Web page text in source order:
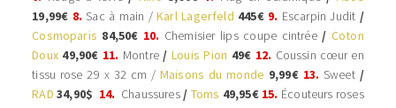
19,99€ 8. Sac à main /Karl Lagerfeld 445€9. Escarpin Judit /
Cosmoparis 84,50€ 10. Chemisier lips coupe cintrée / Coton
Doux 49,90€ 11. Montre/Louis Pion 49€ 12. Coussin cœur en
tissu rose 29 x 32 cm / Maisons du monde 9,99€ 13. Sweet/
RAD 34,90$ 14. Chaussures / Toms 49,95€ 15. Écouteurs roses